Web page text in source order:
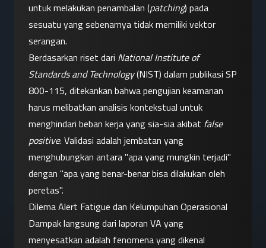
untuk melakukan penambalan (patching) pada
sesuatu yang sebenarnya tidak memiliki vektor
serangan.
Berdasarkan riset dari National Institute of
Standards and Technology (NIST) dalam publikasi SP
800-115, ditekankan bahwa pengujian keamanan
harus melibatkan analisis kontekstual untuk
menghindari beban kerja yang sia-sia akibat false
positive. Validasi adalah jembatan yang
menghubungkan antara "apa yang mungkin terjadi"
dengan "apa yang benar-benar bisa dilakukan oleh
peretas".
Dilema Alert Fatigue dan Kelumpuhan Operasional
Dampak langsung dari laporan VA yang
menyesatkan adalah fenomena yang dikenal